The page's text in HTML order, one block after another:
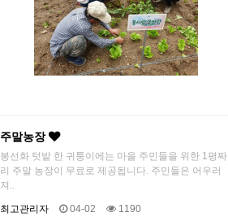
주말농장
봉선화 텃밭 한 귀퉁이에는 마을 주민들을 위한 1평짜
리 주말 농장이 무료로 제공됩니다. 주민들은 어우러
져..
최고관리자 04-02 1190